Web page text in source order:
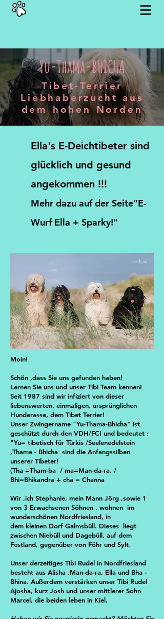
Yu-ThaMa-BHICHA
Tibet-Terrier
Liebhaberzucht aus
dem hohen Norden
Ella's E-Deichtibeter sind
glücklich und gesund
angekommen !!!
Mehr dazu auf der Seite"E-
Wurf Ella + Sparky!"
Moin!
Schön ,dass Sie uns gefunden haben!
Lernen Sie uns und unser Tibi Team kennen!
Seit 1987 sind wir infiziert von dieser
liebenswerten, einmaligen, ursprünglichen
Hunderasse, dem Tibet Terrier!
Unser Zwingername "Yu-Thama-Bhicha" ist
geschützt durch den VDH/FCI und bedeutet :
"Yu= tibetisch für Türkis /Seelenedelstein
,Thama - Bhicha sind die Anfangssilben
unserer Tibeter!
(Tha =Tham-ba / ma=Man-da-ra, /
Bhi=Bhikandra + cha = Channa
Wir ,ich Stephanie, mein Mann Jörg ,sowie 1
von 3 Erwachsenen Söhnen , wohnen im
wunderschönen Nordfriesland, in
dem kleinen Dorf Galmsbüll. Dieses liegt
zwischen Niebüll und Dagebüll, auf dem
Festland, gegenüber von Föhr und Sylt.
Unser derzeitiges Tibi Rudel in Nordfriesland
besteht aus Alisha ,Man-da-ra, Ella und Bha -
Bhina. Außerdem verstärken unser Tibi Rudel
Ajosha, kurz Josh und unser mittlerer Sohn
Marcel, die beiden leben in Kiel.